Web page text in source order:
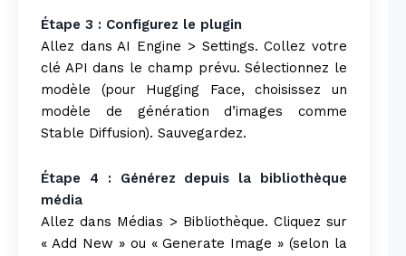
Étape 3 : Configurez le plugin
Allez dans AI Engine > Settings. Collez votre
clé API dans le champ prévu. Sélectionnez le
modèle (pour Hugging Face, choisissez un
modèle de génération d’images comme
Stable Diffusion). Sauvegardez.
Étape 4 : Générez depuis la bibliothèque
média
Allez dans Médias > Bibliothèque. Cliquez sur
« Add New » ou « Generate Image » (selon la